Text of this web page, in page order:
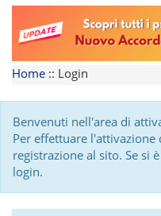
TEMATICHE
Home :: Login
Benvenuti nell'area di
Per effettuare
registrazione al sito. Se si
login.